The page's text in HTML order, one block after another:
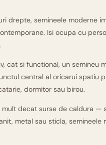
drepte, semineele moderne
Isi ocupa cu
cat si functional, un semineu
central al oricarui spatiu
dormitor sau birou.
mult decat surse de caldura —
metal sau sticla,